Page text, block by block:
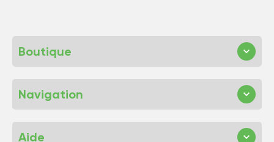
Boutique
Navigation
Aide